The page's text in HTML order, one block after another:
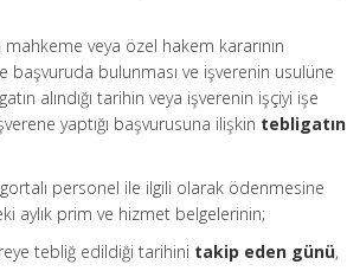
veya özel hakem kararının
bulunması ve işverenin usulüne
alındığı tarihin veya işverenin işçiyi işe
yaptığı başvurusuna ilişkin tebligatın
personel ile ilgili olarak ödenmesine
aylık prim ve hizmet belgelerinin;
tebliğ edildiği tarihini takip eden günü,